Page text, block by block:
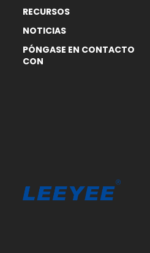
RECURSOS
NOTICIAS
PÓNGASE EN CONTACTO
CON